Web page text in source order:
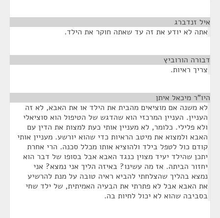
איל זנדברג
אתה לא יודע את זה עד שאתה חוקר את הילד.
דבורה הורוביץ
צריך ראיות.
היו"ר מיכאל איתן
לא משנה אם מוציאים מהבית את הילד או את האבא, לא זה
העניין. העניין המרכזי הוא שהדגש של הטיפול הוא סוציאלי
ולא פלילי. כלומר, לא מעניין אותי כעת למצות את הדין עם
האבא ולמצוא את מיטב הראיות כדי שהוא יורשע. מעניין אותי
קודם כול לטפל בילד ולהוציא אותו מכלל סכנה. הרי אחרת
יתכן שהילד יעיד מצוין כנגד האבא אבל בסופו של דבר הוא
יחזור הביתה. אז מה עשינו? באיזה הליך אני נמצא? אני
נמצא בהליך שהצלחתי להביא ראיה טובה על מנת להרשיע
את האבא אבל לא פתרתי את הבעיה האמיתית, של ילד שחי
בסביבה שהוא לא יכול לחיות בה.